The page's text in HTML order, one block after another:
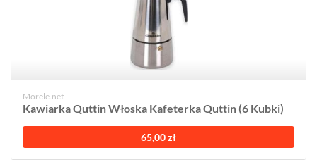
Morele.net
Kawiarka Quttin Włoska Kafeterka Quttin (6 Kubki)
65,00 zł